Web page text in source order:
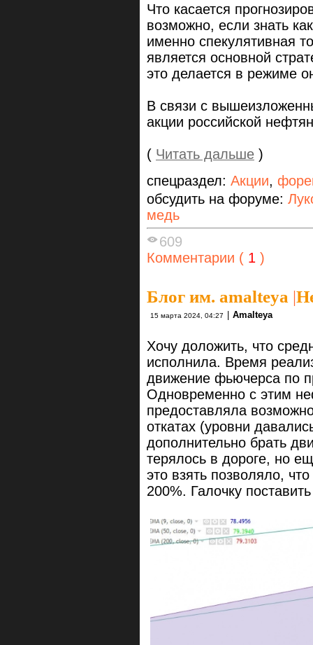
Что касается
возможно, если знать
именно спекулятивная
является основной
это делается в режиме
В связи с
акции российской
( Читать дальше )
спецраздел: Акции,
обсудить на форуме:
медь
609
Комментарии ( 1 )
Блог им. amalteya |
15 марта 2024, 04:27 Amalteya
Хочу доложить, что
исполнила. Время
движение фьючерса по
Одновременно с этим
предоставляла
откатах (уровни
дополнительно брать
терялось в дороге, но
это взять позволяло,
200%. Галочку